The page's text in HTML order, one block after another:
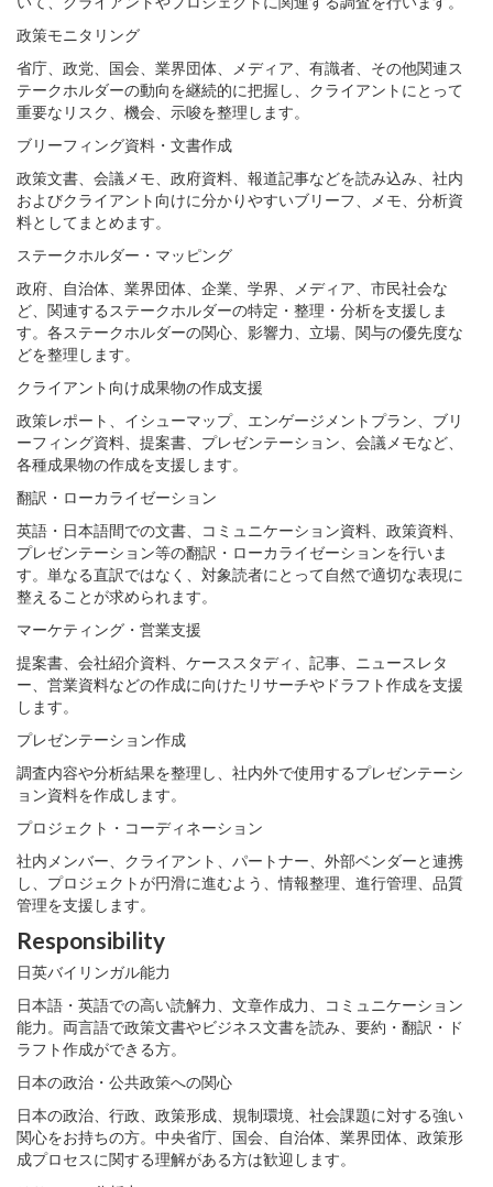
政策モニタリング
省庁、政党、国会、業界団体、メディア、有識者、その他関連ス
テークホルダーの動向を継続的に把握し、クライアントにとって
重要なリスク、機会、示唆を整理します。
ブリーフィング資料・文書作成
政策文書、会議メモ、政府資料、報道記事などを読み込み、社内
およびクライアント向けに分かりやすいブリーフ、メモ、分析資
料としてまとめます。
ステークホルダー・マッピング
政府、自治体、業界団体、企業、学界、メディア、市民社会な
ど、関連するステークホルダーの特定・整理・分析を支援しま
す。各ステークホルダーの関心、影響力、立場、関与の優先度な
どを整理します。
クライアント向け成果物の作成支援
政策レポート、イシューマップ、エンゲージメントプラン、ブリ
ーフィング資料、提案書、プレゼンテーション、会議メモなど、
各種成果物の作成を支援します。
翻訳・ローカライゼーション
英語・日本語間での文書、コミュニケーション資料、政策資料、
プレゼンテーション等の翻訳・ローカライゼーションを行いま
す。単なる直訳ではなく、対象読者にとって自然で適切な表現に
整えることが求められます。
マーケティング・営業支援
提案書、会社紹介資料、ケーススタディ、記事、ニュースレタ
ー、営業資料などの作成に向けたリサーチやドラフト作成を支援
します。
プレゼンテーション作成
調査内容や分析結果を整理し、社内外で使用するプレゼンテーシ
ョン資料を作成します。
プロジェクト・コーディネーション
社内メンバー、クライアント、パートナー、外部ベンダーと連携
し、プロジェクトが円滑に進むよう、情報整理、進行管理、品質
管理を支援します。
Responsibility
日英バイリンガル能力
日本語・英語での高い読解力、文章作成力、コミュニケーション
能力。両言語で政策文書やビジネス文書を読み、要約・翻訳・ド
ラフト作成ができる方。
日本の政治・公共政策への関心
日本の政治、行政、政策形成、規制環境、社会課題に対する強い
関心をお持ちの方。中央省庁、国会、自治体、業界団体、政策形
成プロセスに関する理解がある方は歓迎します。